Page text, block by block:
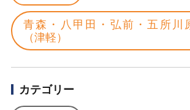
青森・八甲田・弘前・五所川
（津軽）
カテゴリー